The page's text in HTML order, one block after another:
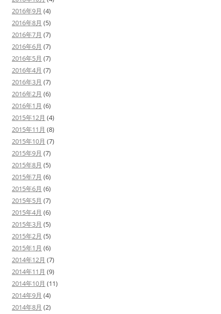
2016年9月 (4)
2016年8月 (5)
2016年7月 (7)
2016年6月 (7)
2016年5月 (7)
2016年4月 (7)
2016年3月 (7)
2016年2月 (6)
2016年1月 (6)
2015年12月 (4)
2015年11月 (8)
2015年10月 (7)
2015年9月 (7)
2015年8月 (5)
2015年7月 (6)
2015年6月 (6)
2015年5月 (7)
2015年4月 (6)
2015年3月 (5)
2015年2月 (5)
2015年1月 (6)
2014年12月 (7)
2014年11月 (9)
2014年10月 (11)
2014年9月 (4)
2014年8月 (2)